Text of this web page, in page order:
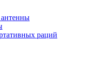
раций